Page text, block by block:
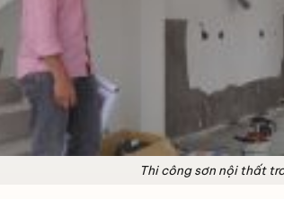
Thi công sơn nội thất